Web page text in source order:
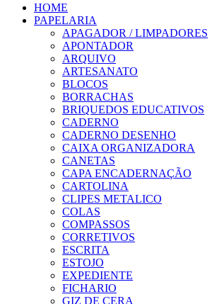
HOME
PAPELARIA
APAGADOR / LIMPADORES
APONTADOR
ARQUIVO
ARTESANATO
BLOCOS
BORRACHAS
BRIQUEDOS EDUCATIVOS
CADERNO
CADERNO DESENHO
CAIXA ORGANIZADORA
CANETAS
CAPA ENCADERNAÇÃO
CARTOLINA
CLIPES METALICO
COLAS
COMPASSOS
CORRETIVOS
ESCRITA
ESTOJO
EXPEDIENTE
FICHARIO
GIZ DE CERA